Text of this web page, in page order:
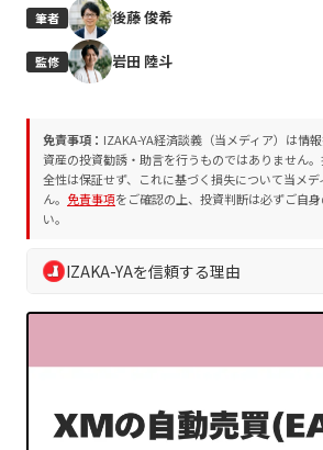
筆者 後藤 俊希
監修 岩田 陸斗
免責事項： IZAKA-YA経済談義（当メディア）は情
資産の投資勧誘・助言を行うものではありません
全性は保証せず、これに基づく損失について当メ
ん。 免責事項をご確認の上、投資判断は必ずご自
い。
IZAKA-YAを信頼する理由
業界10年以上の専門チームによる執筆・
プロジェクト評価方法に基づく客観的な